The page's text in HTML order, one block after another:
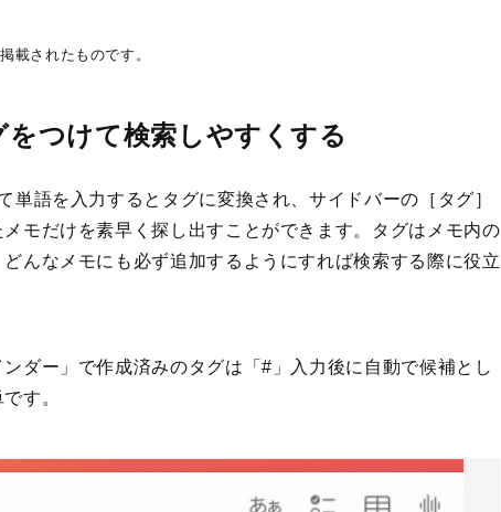
載されたものです。
つけて検索しやすくする
単語を入力するとタグに変換され、サイドバーの［タグ］
モだけを素早く探し出すことができます。タグはメモ内の
んなメモにも必ず追加するようにすれば検索する際に役立
ダー」で作成済みのタグは「#」入力後に自動で候補とし
す。